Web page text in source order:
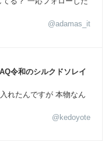
@adamas_it
令和のシルクドソレイ
れたんですが 本物なん
@kedoyote